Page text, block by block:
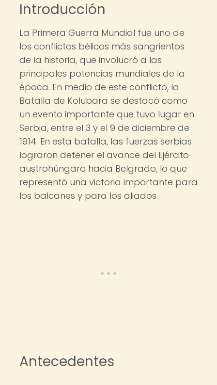
Introducción
La Primera Guerra Mundial fue uno de
los conflictos bélicos más sangrientos
de la historia, que involucró a las
principales potencias mundiales de la
época. En medio de este conflicto, la
Batalla de Kolubara se destacó como
un evento importante que tuvo lugar en
Serbia, entre el 3 y el 9 de diciembre de
1914. En esta batalla, las fuerzas serbias
lograron detener el avance del Ejército
austrohúngaro hacia Belgrado, lo que
representó una victoria importante para
los balcanes y para los aliados.
Antecedentes